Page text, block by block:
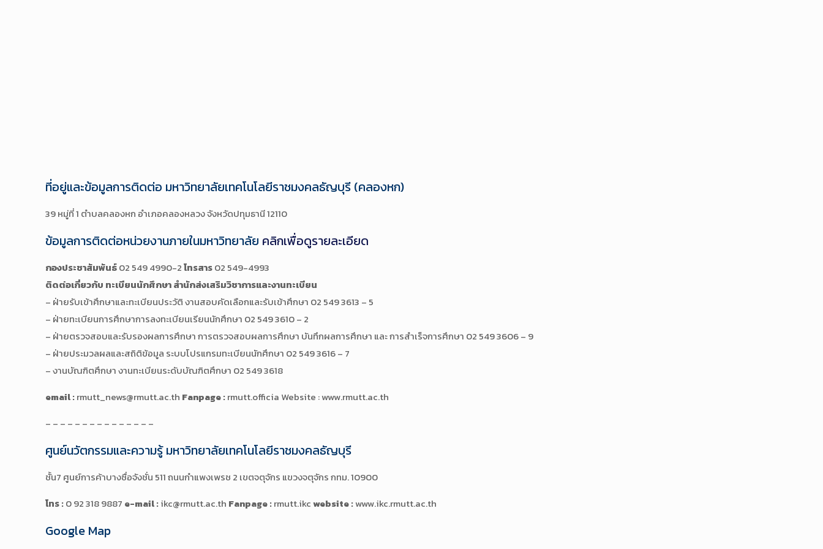
ที่อยู่และข้อมูลการติดต่อ มหาวิทยาลัยเทคโนโลยีราชมงคลธัญบุรี (คลองหก)
39 หมู่ที่ 1 ตำบลคลองหก อำเภอคลองหลวง จังหวัดปทุมธานี 12110
ข้อมูลการติดต่อหน่วยงานภายในมหาวิทยาลัย คลิกเพื่อดูรายละเอียด
กองประชาสัมพันธ์02 549 4990-2โทรสาร02 549-4993
ติดต่อเกี่ยวกับ ทะเบียนนักศึกษา สำนักส่งเสริมวิชาการและงานทะเบียน
– ฝ่ายรับเข้าศึกษาและทะเบียนประวัติ งานสอบคัดเลือกและรับเข้าศึกษา 02 549 3613 – 5
– ฝ่ายทะเบียนการศึกษาการลงทะเบียนเรียนนักศึกษา 02 549 3610 – 2
– ฝ่ายตรวจสอบและรับรองผลการศึกษา การตรวจสอบผลการศึกษา บันทึกผลการศึกษา และ การสำเร็จการศึกษา 02 549 3606 – 9
– ฝ่ายประมวลผลและสถิติข้อมูล ระบบโปรแกรมทะเบียนนักศึกษา 02 549 3616 – 7
– งานบัณฑิตศึกษา งานทะเบียนระดับบัณฑิตศึกษา 02 549 3618
email :rmutt_news@rmutt.ac.th Fanpage :rmutt.officia Website : www.rmutt.ac.th
– – – – – – – – – – – – – – –
ศูนย์นวัตกรรมและความรู้ มหาวิทยาลัยเทคโนโลยีราชมงคลธัญบุรี
ชั้น7 ศูนย์การค้าบางซื่อจังชั่น 511 ถนนกำแพงเพรช 2 เขตจตุจักร แขวงจตุจักร กทม. 10900
โทร :0 92 318 9887 e-mail :ikc@rmutt.ac.th Fanpage :rmutt.ikcwebsite :www.ikc.rmutt.ac.th
Google Map